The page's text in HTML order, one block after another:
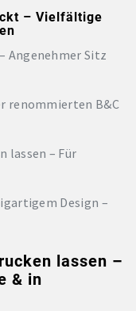
– Vielfältige
Angenehmer Sitz
renommierten B&C
lassen – Für
Design –
lassen –
& in